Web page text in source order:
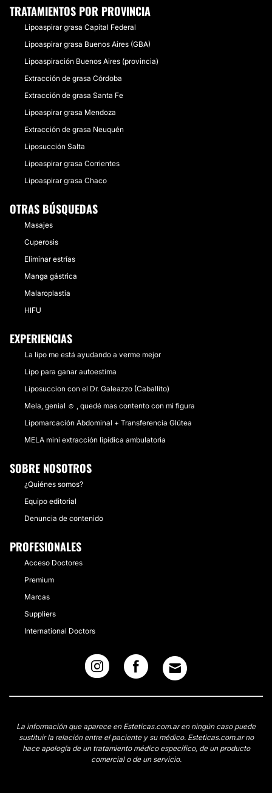
TRATAMIENTOS POR PROVINCIA
Lipoaspirar grasa Capital Federal
Lipoaspirar grasa Buenos Aires (GBA)
Lipoaspiración Buenos Aires (provincia)
Extracción de grasa Córdoba
Extracción de grasa Santa Fe
Lipoaspirar grasa Mendoza
Extracción de grasa Neuquén
Liposucción Salta
Lipoaspirar grasa Corrientes
Lipoaspirar grasa Chaco
OTRAS BÚSQUEDAS
Masajes
Cuperosis
Eliminar estrías
Manga gástrica
Malaroplastia
HIFU
EXPERIENCIAS
La lipo me está ayudando a verme mejor
Lipo para ganar autoestima
Liposuccion con el Dr. Galeazzo (Caballito)
Mela, genial ☺️ , quedé mas contento con mi figura
Lipomarcación Abdominal + Transferencia Glútea
MELA mini extracción lipídica ambulatoria
SOBRE NOSOTROS
¿Quiénes somos?
Equipo editorial
Denuncia de contenido
PROFESIONALES
Acceso Doctores
Premium
Marcas
Suppliers
International Doctors
La información que aparece en Esteticas.com.ar en ningún caso puede
sustituir la relación entre el paciente y su médico. Esteticas.com.ar no
hace apología de un tratamiento médico específico, de un producto
comercial o de un servicio.